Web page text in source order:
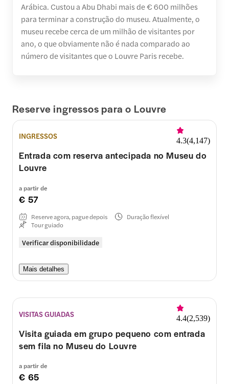
Arábica. Custou a Abu Dhabi mais de € 600 milhões
para terminar a construção do museu. Atualmente, o
museu recebe cerca de um milhão de visitantes por
ano, o que obviamente não é nada comparado ao
número de visitantes que o Louvre Paris recebe.
Reserve ingressos para o Louvre
INGRESSOS 4.3(4,147)
Entrada com reserva antecipada no Museu do
Louvre
a partir de
€ 57
Verificar disponibilidade
Reserve agora, pague depois
Duração flexível
Tour guiado
Mais detalhes
VISITAS GUIADAS 4.4(2,539)
Visita guiada em grupo pequeno com entrada
sem fila no Museu do Louvre
a partir de
€ 65